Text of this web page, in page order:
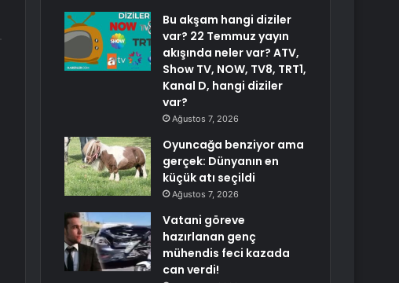
Bu akşam hangi diziler
var? 22 Temmuz yayın
akışında neler var? ATV,
Show TV, NOW, TV8, TRT1,
Kanal D, hangi diziler
var?
Ağustos 7, 2026
Oyuncağa benziyor ama
gerçek: Dünyanın en
küçük atı seçildi
Ağustos 7, 2026
Vatani göreve
hazırlanan genç
mühendis feci kazada
can verdi!